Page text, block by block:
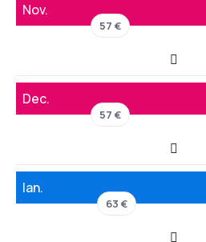
Nov.
57 €
Dec.
57 €
Ian.
63 €